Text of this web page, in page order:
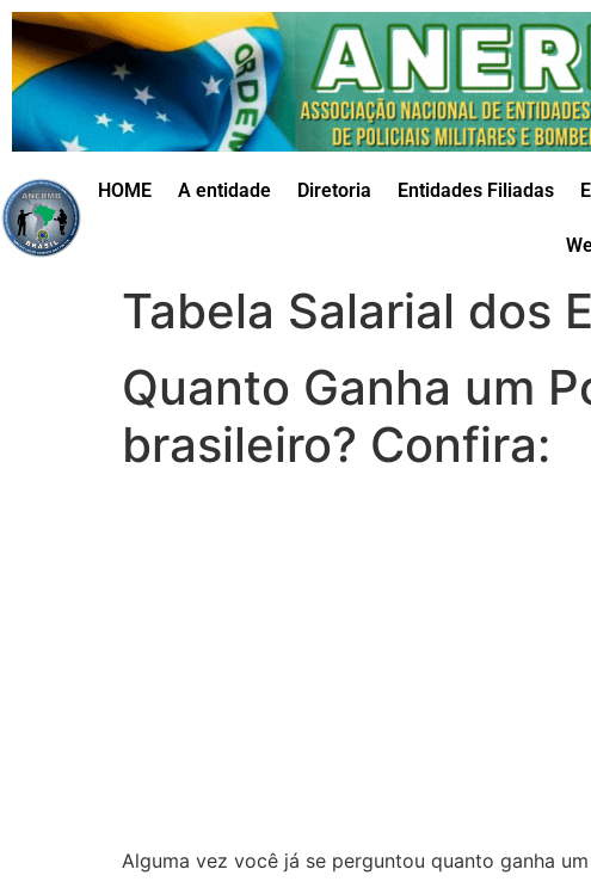
HOME A entidade Diretoria Entidades Filiadas
Tabela Salarial dos
Quanto Ganha um
brasileiro? Confira:
Alguma vez você já se perguntou quanto ganha